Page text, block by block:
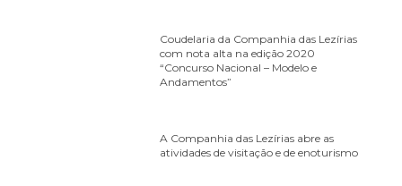
Coudelaria da Companhia das Lezírias
com nota alta na edição 2020
“Concurso Nacional – Modelo e
Andamentos”
A Companhia das Lezírias abre as
atividades de visitação e de enoturismo